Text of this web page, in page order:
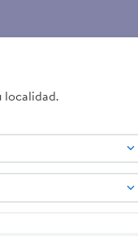
localidad.